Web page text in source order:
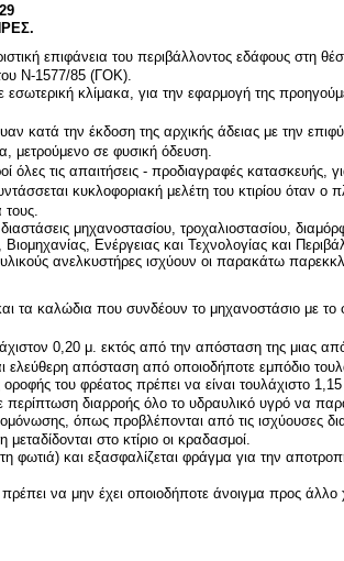
επιφάνεια του περιβάλλοντος εδάφους στη
Ν-1577/85 (ΓΟΚ).
κλίμακα, για την εφαρμογή της
κατά την έκδοση της αρχικής άδειας με την
μετρούμενο σε φυσική όδευση.
όλες τις απαιτήσεις - προδιαγραφές κατασκευής,
κυκλοφοριακή μελέτη του κτιρίου όταν ο
μηχανοστασίου, τροχαλιοστασίου,
Ενέργειας και Τεχνολογίας και
ανελκυστήρες ισχύουν οι παρακάτω
καλώδια που συνδέουν το μηχανοστάσιο με το
0,20 μ. εκτός από την απόσταση της μιας
απόσταση από οποιοδήποτε εμπόδιο
του φρέατος πρέπει να είναι τουλάχιστο
διαρροής όλο το υδραυλικό υγρό να
όπως προβλέπονται από τις ισχύουσες
στο κτίριο οι κραδασμοί.
φωτιά) και εξασφαλίζεται φράγμα για την
να μην έχει οποιοδήποτε άνοιγμα προς